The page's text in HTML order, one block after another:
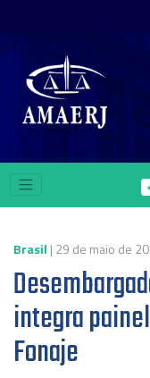
Brasil | 29 de maio de
integra
Fonaje